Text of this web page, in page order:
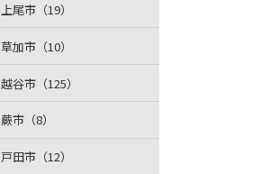
上尾市（19）
草加市（10）
越谷市（125）
蕨市（8）
戸田市（12）